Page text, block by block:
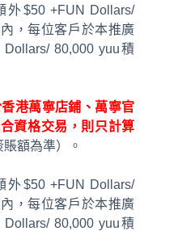
$50 +FUN Dollars/
，每位客戶於本推廣
80,000 yuu積
港萬寧店鋪、萬寧官
資格交易，則只計算
賬額為準）。
$50 +FUN Dollars/
，每位客戶於本推廣
80,000 yuu積